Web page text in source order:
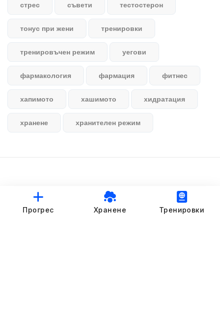
стрес съвети тестостерон
тонус при жени тренировки
тренировъчен режим уегови
фармакология фармация фитнес
хапимото хашимото хидратация
хранене хранителен режим
© StankovFit Progress App | 2025
Прогрес Хранене Тренировки